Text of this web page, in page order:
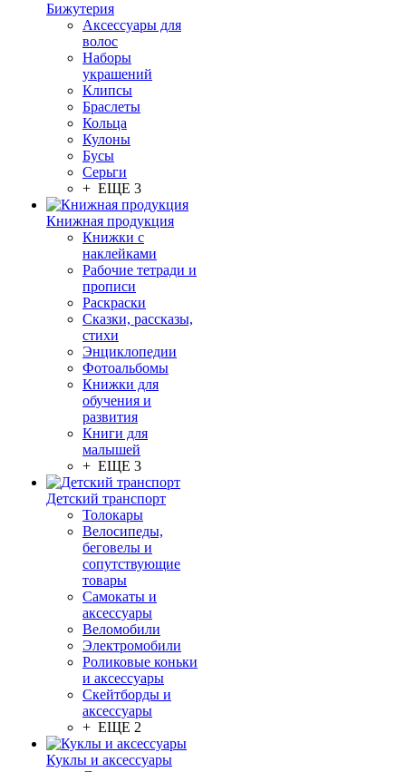
Бижутерия
Аксессуары для
волос
Наборы
украшений
Клипсы
Браслеты
Кольца
Кулоны
Бусы
Серьги
+ ЕЩЕ 3
Книжная продукция
Книжки с
наклейками
Рабочие тетради и
прописи
Раскраски
Сказки, рассказы,
стихи
Энциклопедии
Фотоальбомы
Книжки для
обучения и
развития
Книги для
малышей
+ ЕЩЕ 3
Детский транспорт
Толокары
Велосипеды,
беговелы и
сопутствующие
товары
Самокаты и
аксессуары
Веломобили
Электромобили
Роликовые коньки
и аксессуары
Скейтборды и
аксессуары
+ ЕЩЕ 2
Куклы и аксессуары